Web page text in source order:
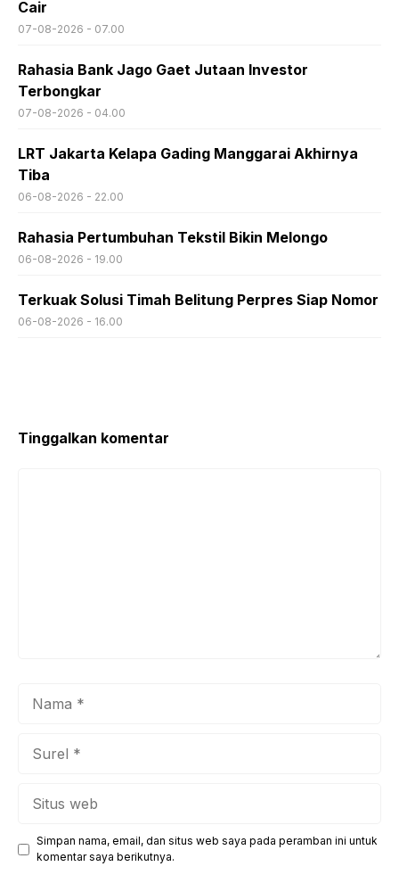
Cair
07-08-2026 - 07.00
Rahasia Bank Jago Gaet Jutaan Investor
Terbongkar
07-08-2026 - 04.00
LRT Jakarta Kelapa Gading Manggarai Akhirnya
Tiba
06-08-2026 - 22.00
Rahasia Pertumbuhan Tekstil Bikin Melongo
06-08-2026 - 19.00
Terkuak Solusi Timah Belitung Perpres Siap Nomor
06-08-2026 - 16.00
Tinggalkan komentar
Simpan nama, email, dan situs web saya pada peramban ini untuk
komentar saya berikutnya.